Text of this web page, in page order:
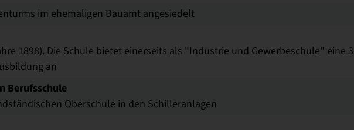
im ehemaligen Bauamt angesiedelt
1898). Die Schule bietet einerseits als "Industrie und Gewerbeschule" eine
an
Berufsschule
Oberschule in den Schilleranlagen